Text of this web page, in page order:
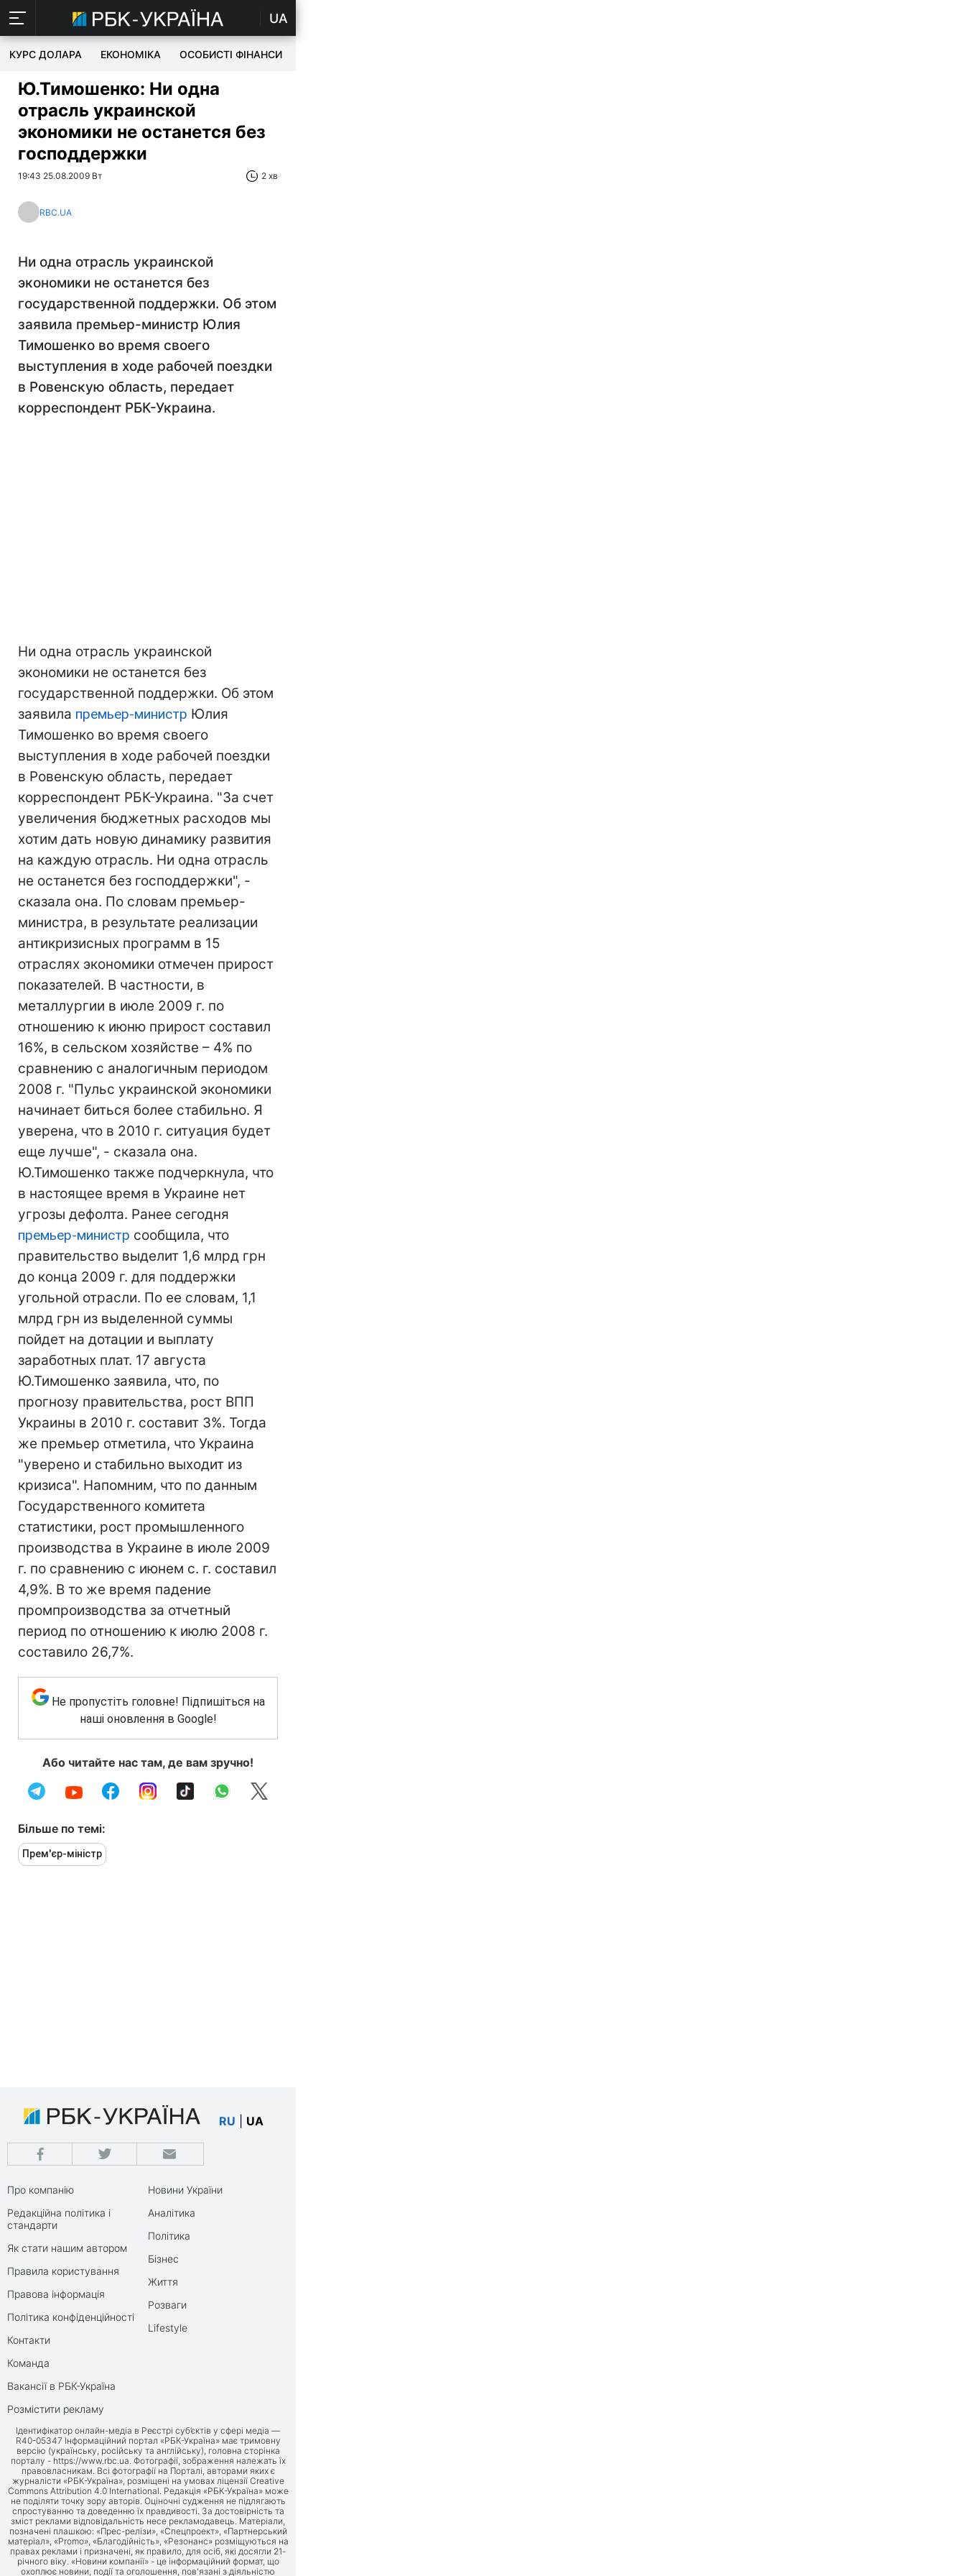
UA
КУРС ДОЛАРА ЕКОНОМІКА ОСОБИСТІ ФІНАНСИ
Ю.Тимошенко: Ни одна
отрасль украинской
экономики не останется без
господдержки
19:43 25.08.2009 Вт 2 хв
RBC.UA
Ни одна отрасль украинской
экономики не останется без
государственной поддержки. Об этом
заявила премьер-министр Юлия
Тимошенко во время своего
выступления в ходе рабочей поездки
в Ровенскую область, передает
корреспондент РБК-Украина.
Ни одна отрасль украинской
экономики не останется без
государственной поддержки. Об этом
заявила премьер-министр Юлия
Тимошенко во время своего
выступления в ходе рабочей поездки
в Ровенскую область, передает
корреспондент РБК-Украина. "За счет
увеличения бюджетных расходов мы
хотим дать новую динамику развития
на каждую отрасль. Ни одна отрасль
не останется без господдержки", -
сказала она. По словам премьер-
министра, в результате реализации
антикризисных программ в 15
отраслях экономики отмечен прирост
показателей. В частности, в
металлургии в июле 2009 г. по
отношению к июню прирост составил
16%, в сельском хозяйстве – 4% по
сравнению с аналогичным периодом
2008 г. "Пульс украинской экономики
начинает биться более стабильно. Я
уверена, что в 2010 г. ситуация будет
еще лучше", - сказала она.
Ю.Тимошенко также подчеркнула, что
в настоящее время в Украине нет
угрозы дефолта. Ранее сегодня
премьер-министр сообщила, что
правительство выделит 1,6 млрд грн
до конца 2009 г. для поддержки
угольной отрасли. По ее словам, 1,1
млрд грн из выделенной суммы
пойдет на дотации и выплату
заработных плат. 17 августа
Ю.Тимошенко заявила, что, по
прогнозу правительства, рост ВПП
Украины в 2010 г. составит 3%. Тогда
же премьер отметила, что Украина
"уверено и стабильно выходит из
кризиса". Напомним, что по данным
Государственного комитета
статистики, рост промышленного
производства в Украине в июле 2009
г. по сравнению с июнем с. г. составил
4,9%. В то же время падение
промпроизводства за отчетный
период по отношению к июлю 2008 г.
составило 26,7%.
Не пропустіть головне! Підпишіться на
наші оновлення в Google!
Або читайте нас там, де вам зручно!
Більше по темі:
Прем'єр-міністр
RU UA
Про компанію
Редакційна політика і
стандарти
Як стати нашим автором
Правила користування
Правова інформація
Політика конфіденційності
Контакти
Команда
Вакансії в РБК-Україна
Розмістити рекламу
Новини України
Аналітика
Політика
Бізнес
Життя
Розваги
Lifestyle
Ідентифікатор онлайн-медіа в Реєстрі суб’єктів у сфері медіа —
R40-05347 Інформаційний портал «РБК-Україна» має тримовну
версію (українську, російську та англійську), головна сторінка
порталу - https://www.rbc.ua. Фотографії, зображення належать їх
правовласникам. Всі фотографії на Порталі, авторами яких є
журналісти «РБК-Україна», розміщені на умовах ліцензії Creative
Commons Attribution 4.0 International. Редакція «РБК-Україна» може
не поділяти точку зору авторів. Оціночні судження не підлягають
спростуванню та доведенню їх правдивості. За достовірність та
зміст реклами відповідальність несе рекламодавець. Матеріали,
позначені плашкою: «Прес-релізи», «Спецпроект», «Партнерський
матеріал», «Promo», «Благодійність», «Резонанс» розміщуються на
правах реклами і призначені, як правило, для осіб, які досягли 21-
річного віку. «Новини компанії» - це інформаційний формат, що
охоплює новини, події та оголошення, пов'язані з діяльністю